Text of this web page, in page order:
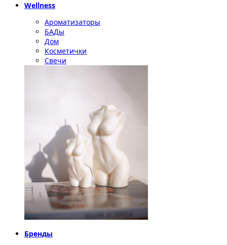
Wellness
Ароматизаторы
БАДы
Дом
Косметички
Свечи
Бренды